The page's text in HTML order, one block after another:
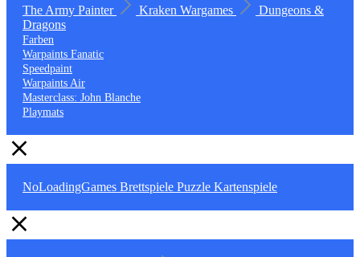
The Army Painter Kraken Wargames
Dungeons &
Dragons
Farben
Warpaints Fanatic
Speedpaint
Warpaints Air
Masterclass: John Blanche
Playmats
NoLoadingGames Brettspiele Puzzle Kartenspiele